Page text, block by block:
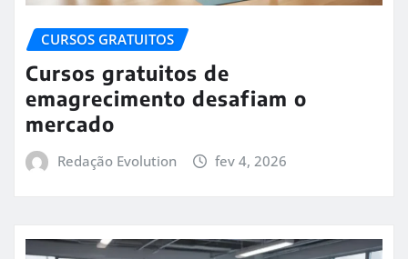
CURSOS GRATUITOS
Cursos gratuitos de
emagrecimento desafiam o
mercado
Redação Evolution fev 4, 2026